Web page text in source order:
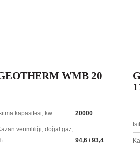
WMB 20
kapasitesi, kw 20000
verimliliği, doğal gaz,
94,6 / 93,4